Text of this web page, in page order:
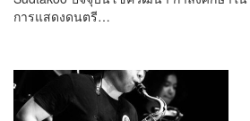
การแสดงดนตรี…